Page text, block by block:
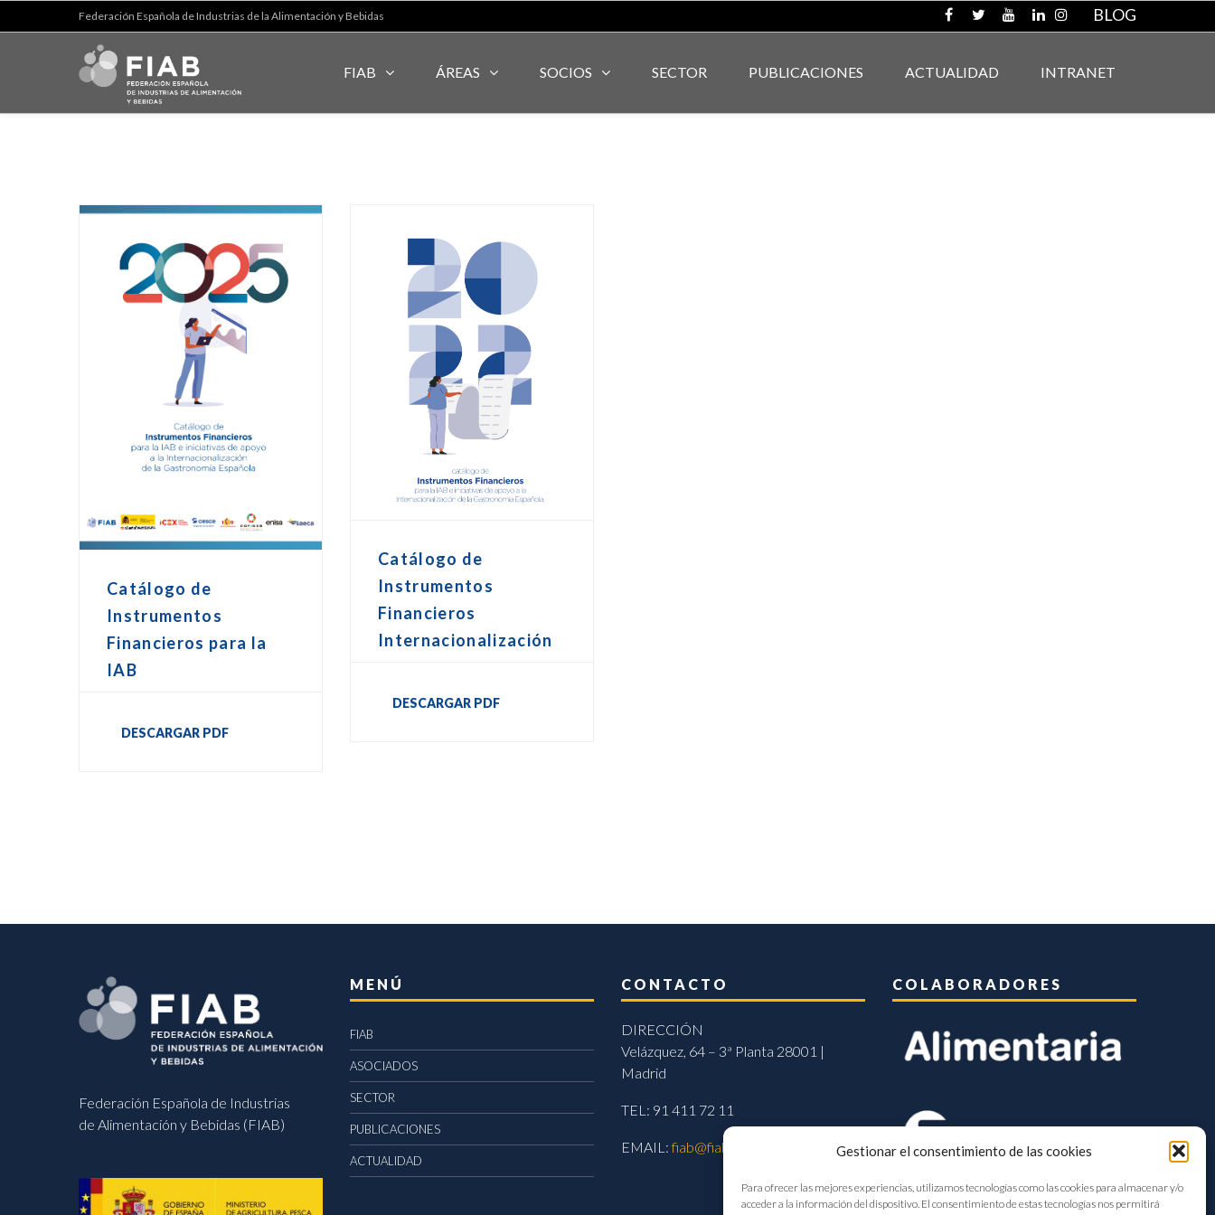
Gestionar el consentimiento de las cookies
Para ofrecer las mejores experiencias, utilizamos tecnologías como las cookies para almacenar y/o
acceder a la información del dispositivo. El consentimiento de estas tecnologías nos permitirá
Federación Española de Industrias de la Alimentación y Bebidas BLOG
FIAB ÁREAS SOCIOS SECTOR PUBLICACIONES ACTUALIDAD INTRANET
Catálogo de
Instrumentos
Financieros para la
IAB
DESCARGAR PDF
Catálogo de
Instrumentos
Financieros
Internacionalización
DESCARGAR PDF
Federación Española de Industrias
de Alimentación y Bebidas (FIAB)
MENÚ
FIAB
ASOCIADOS
SECTOR
PUBLICACIONES
ACTUALIDAD
CONTACTO
DIRECCIÓN
Velázquez, 64 – 3ª Planta 28001 |
Madrid
TEL: 91 411 72 11
EMAIL:fiab@fiab.es
COLABORADORES